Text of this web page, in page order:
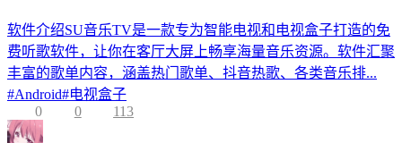
软件介绍SU音乐TV是一款专为智能电视和电视盒子打造的免
费听歌软件，让你在客厅大屏上畅享海量音乐资源。软件汇聚
丰富的歌单内容，涵盖热门歌单、抖音热歌、各类音乐排...
#Android#电视盒子
0
0 113